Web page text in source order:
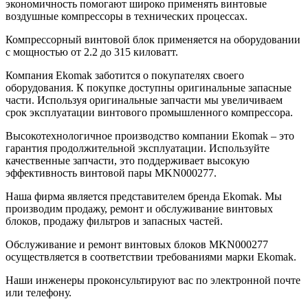
экономичность помогают широко применять винтовые
воздушные компрессоры в технических процессах.
Компрессорный винтовой блок применяется на оборудовании
с мощностью от 2.2 до 315 киловатт.
Компания Ekomak заботится о покупателях своего
оборудования. К покупке доступны оригинальные запасные
части. Используя оригинальные запчасти мы увеличиваем
срок эксплуатации винтового промышленного компрессора.
Высокотехнологичное производство компании Ekomak – это
гарантия продолжительной эксплуатации. Используйте
качественные запчасти, это поддерживает высокую
эффективность винтовой пары MKN000277.
Наша фирма является представителем бренда Ekomak. Мы
производим продажу, ремонт и обслуживание винтовых
блоков, продажу фильтров и запасных частей.
Обслуживание и ремонт винтовых блоков MKN000277
осуществляется в соответствии требованиями марки Ekomak.
Наши инженеры проконсультируют вас по электронной почте
или телефону.